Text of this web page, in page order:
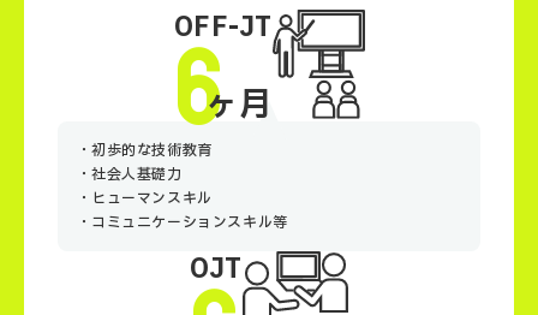
初歩的な技術教育
社会人基礎力
ヒューマンスキル
コミュニケーションスキル等
OFF-JT
6ヶ月
OJT